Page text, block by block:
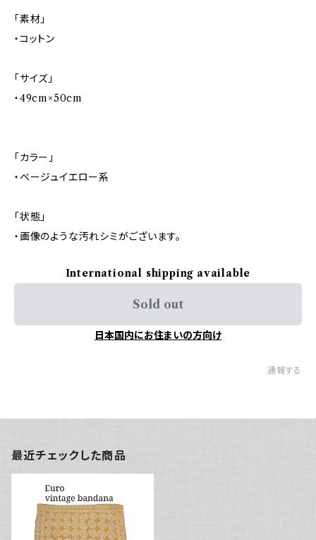
「素材」
・コットン
「サイズ」
・49cm×50cm
「カラー」
・ベージュイエロー系
「状態」
・画像のような汚れシミがございます。
International shipping available
Sold out
日本国内にお住まいの方向け
通報する
最近チェックした商品